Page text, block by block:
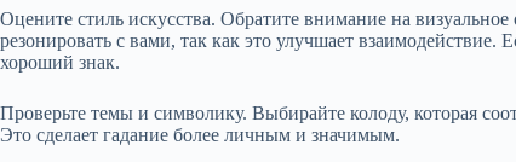
Оцените стиль искусства. Обратите внимание на
резонировать с вами, так как это улучшает
хороший знак.
Проверьте темы и символику. Выбирайте колоду, которая
Это сделает гадание более личным и значимым.